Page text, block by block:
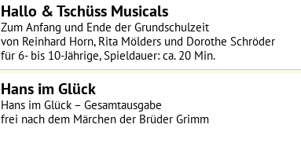
Hallo & Tschüss Musicals
Zum Anfang und Ende der Grundschulzeit
von Reinhard Horn, Rita Mölders und Dorothe Schröder
für 6- bis 10-Jährige, Spieldauer: ca. 20 Min.
Hans im Glück
Hans im Glück – Gesamtausgabe
frei nach dem Märchen der Brüder Grimm